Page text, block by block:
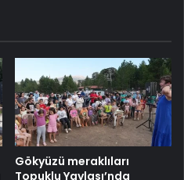
Gökyüzü meraklıları
Topuklu Yaylası’nda